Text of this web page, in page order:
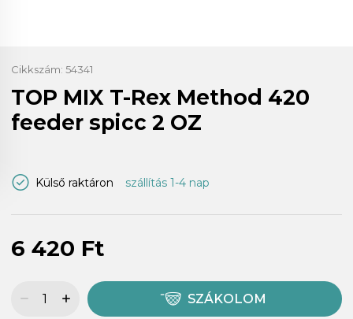
Cikkszám: 54341
TOP MIX T-Rex Method 420
feeder spicc 2 OZ
Külső raktáron szállítás 1-4 nap
6 420 Ft
SZÁKOLOM